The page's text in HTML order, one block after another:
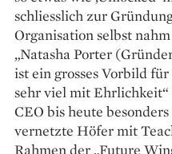
schliesslich zur
Organisation selbst
„Natasha Porter
ist ein grosses Vorbild
sehr viel mit
CEO bis heute
vernetzte Höfer mit
Rahmen der „Future